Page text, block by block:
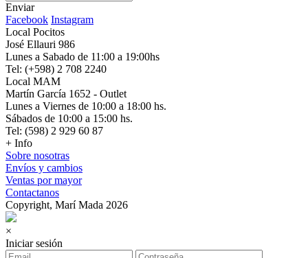
Enviar
Facebook Instagram
Local Pocitos
José Ellauri 986
Lunes a Sabado de 11:00 a 19:00hs
Tel: (+598) 2 708 2240
Local MAM
Martín García 1652 - Outlet
Lunes a Viernes de 10:00 a 18:00 hs.
Sábados de 10:00 a 15:00 hs.
Tel: (598) 2 929 60 87
+ Info
Sobre nosotras
Envíos y cambios
Ventas por mayor
Contactanos
Copyright, Marí Mada 2026
×
Iniciar sesión